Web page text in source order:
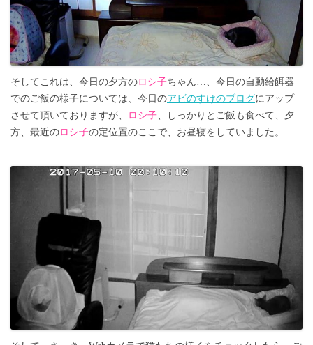
そしてこれは、今日の夕方のロシ子ちゃん…、今日の自動給餌器
でのご飯の様子については、今日のアビのすけのブログにアップ
させて頂いておりますが、
ロシ子、しっかりとご飯も食べて、夕
方、最近のロシ子の定位置のここで、お昼寝をしていました。